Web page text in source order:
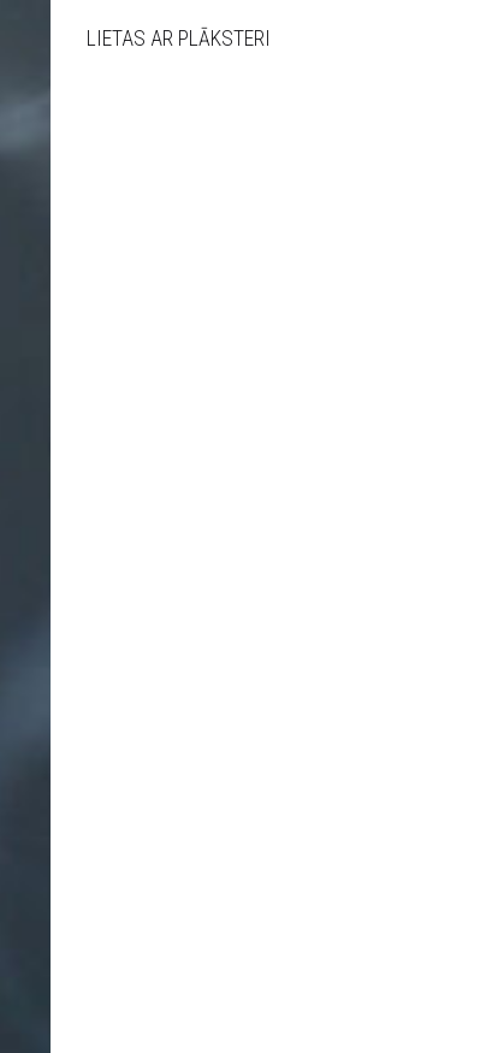
LIETAS AR PLĀKSTERI